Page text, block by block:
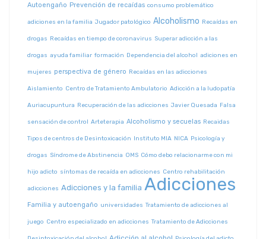
Autoengaño Prevención de recaídas consumo problemático
adiciones en la familia Jugador patológico Alcoholismo Recaídas en
drogas Recaídas en tiempo de coronavirus Superar adicción a las
drogas ayuda familiar formación Dependencia del alcohol adiciones en
mujeres perspectiva de género Recaídas en las adicciones
Aislamiento Centro de Tratamiento Ambulatorio Adicción a la ludopatía
Auriacupuntura Recuperación de las adicciones Javier Quesada Falsa
sensación de control Arteterapia Alcoholismo y secuelas Recaidas
Tipos de centros de Desintoxicación Instituto MIA NICA Psicología y
drogas Síndrome de Abstinencia OMS Cómo debo relacionarme con mi
hijo adicto síntomas de recaída en adicciones Centro rehabilitación
adicciones Adicciones y la familia Adicciones
Familia y autoengaño universidades Tratamiento de adicciones al
juego Centro especializado en adicciones Tratamiento de Adicciones